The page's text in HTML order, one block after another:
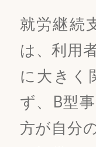
就労継続
は、利用
に大きく
ず、B型
方が自分